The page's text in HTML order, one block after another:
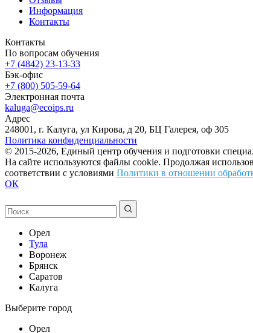
Информация
Контакты
Контакты
По вопросам обучения
+7 (4842) 23-13-33
Бэк-офис
+7 (800) 505-59-64
Электронная почта
kaluga@ecoips.ru
Адрес
248001, г. Калуга, ул Кирова, д 20, БЦ Галерея, оф 305
Политика конфиденциальности
© 2015-2026, Единый центр обучения и подготовки
На сайте используются файлы cookie. Продолжая
соответствии с условиями Политики в отношении
ОК
Орел
Тула
Воронеж
Брянск
Саратов
Калуга
Выберите город
Орел